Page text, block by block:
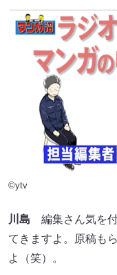
©ytv
川島 編集さん気を
てきますよ。原稿も
よ（笑）。